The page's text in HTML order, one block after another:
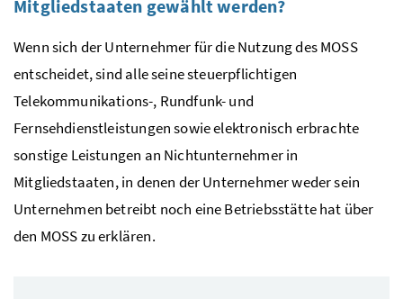
Mitgliedstaaten gewählt werden?
Wenn sich der Unternehmer für die Nutzung desMOSS
entscheidet, sind alle seine steuerpflichtigen
Telekommunikations-, Rundfunk- und
Fernsehdienstleistungen sowie elektronisch erbrachte
sonstige Leistungen an Nichtunternehmer in
Mitgliedstaaten, in denen der Unternehmer weder sein
Unternehmen betreibt noch eine Betriebsstätte hat über
den MOSSzu erklären.